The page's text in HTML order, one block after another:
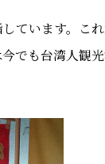
ています。こ
でも台湾人観